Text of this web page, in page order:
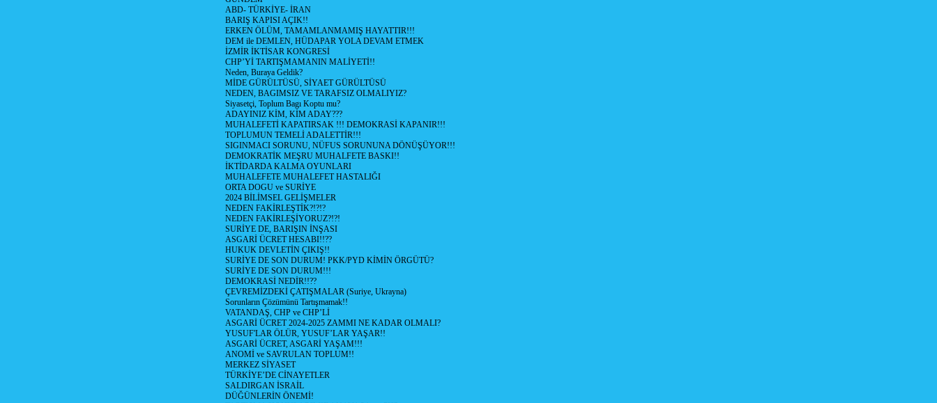
ABD- TÜRKİYE- İRAN
BARIŞ KAPISI AÇIK!!
ERKEN ÖLÜM, TAMAMLANMAMIŞ HAYATTIR!!!
DEM ile DEMLEN, HÜDAPAR YOLA DEVAM ETMEK
İZMİR İKTİSAR KONGRESİ
CHP’Yİ TARTIŞMAMANIN MALİYETİ!!
Neden, Buraya Geldik?
MİDE GÜRÜLTÜSÜ, SİYAET GÜRÜLTÜSÜ
NEDEN, BAGIMSIZ VE TARAFSIZ OLMALIYIZ?
Siyasetçi, Toplum Bagı Koptu mu?
ADAYINIZ KİM, KİM ADAY???
MUHALEFETİ KAPATIRSAK !!! DEMOKRASİ KAPANIR!!!
TOPLUMUN TEMELİ ADALETTİR!!!
SIGINMACI SORUNU, NÜFUS SORUNUNA DÖNÜŞÜYOR!!!
DEMOKRATİK MEŞRU MUHALFETE BASKI!!
İKTİDARDA KALMA OYUNLARI
MUHALEFETE MUHALEFET HASTALIĞI
ORTA DOGU ve SURİYE
2024 BİLİMSEL GELİŞMELER
NEDEN FAKİRLEŞTİK?!?!?
NEDEN FAKİRLEŞİYORUZ?!?!
SURİYE DE, BARIŞIN İNŞASI
ASGARİ ÜCRET HESABI!!??
HUKUK DEVLETİN ÇIKIŞ!!
SURİYE DE SON DURUM! PKK/PYD KİMİN ÖRGÜTÜ?
SURİYE DE SON DURUM!!!
DEMOKRASİ NEDİR!!??
ÇEVREMİZDEKİ ÇATIŞMALAR (Suriye, Ukrayna)
Sorunların Çözümünü Tartışmamak!!
VATANDAŞ, CHP ve CHP’Lİ
ASGARİ ÜCRET 2024-2025 ZAMMI NE KADAR OLMALI?
YUSUF'LAR ÖLÜR, YUSUF’LAR YAŞAR!!
ASGARİ ÜCRET, ASGARİ YAŞAM!!!
ANOMİ ve SAVRULAN TOPLUM!!
MERKEZ SİYASET
TÜRKİYE’DE CİNAYETLER
SALDIRGAN İSRAİL
DÜĞÜNLERİN ÖNEMİ!